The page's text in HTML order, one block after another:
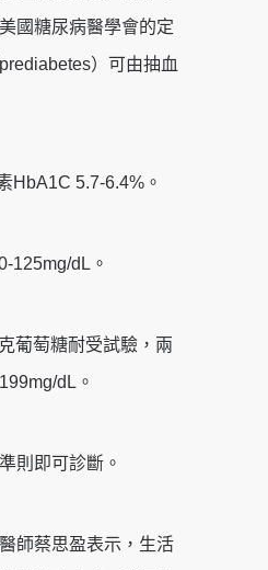
國糖尿病醫學會的定
）可由抽血
HbA1C 5.7-6.4%。
125mg/dL。
葡萄糖耐受試驗，兩
dL。
則即可診斷。
師蔡思盈表示，生活